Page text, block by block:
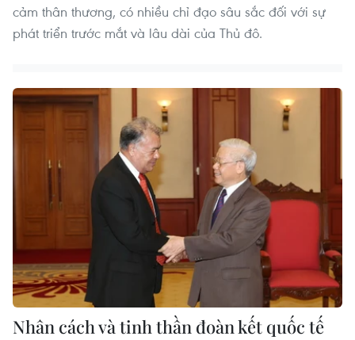
cảm thân thương, có nhiều chỉ đạo sâu sắc đối với sự
phát triển trước mắt và lâu dài của Thủ đô.
Nhân cách và tinh thần đoàn kết quốc tế